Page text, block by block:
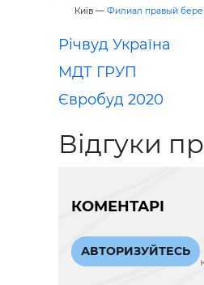
Київ — Филиал правый
Річвуд Україна
МДТ ГРУП
Євробуд 2020
Відгуки
КОМЕНТАРІ
АВТОРИЗУЙТЕСЬ